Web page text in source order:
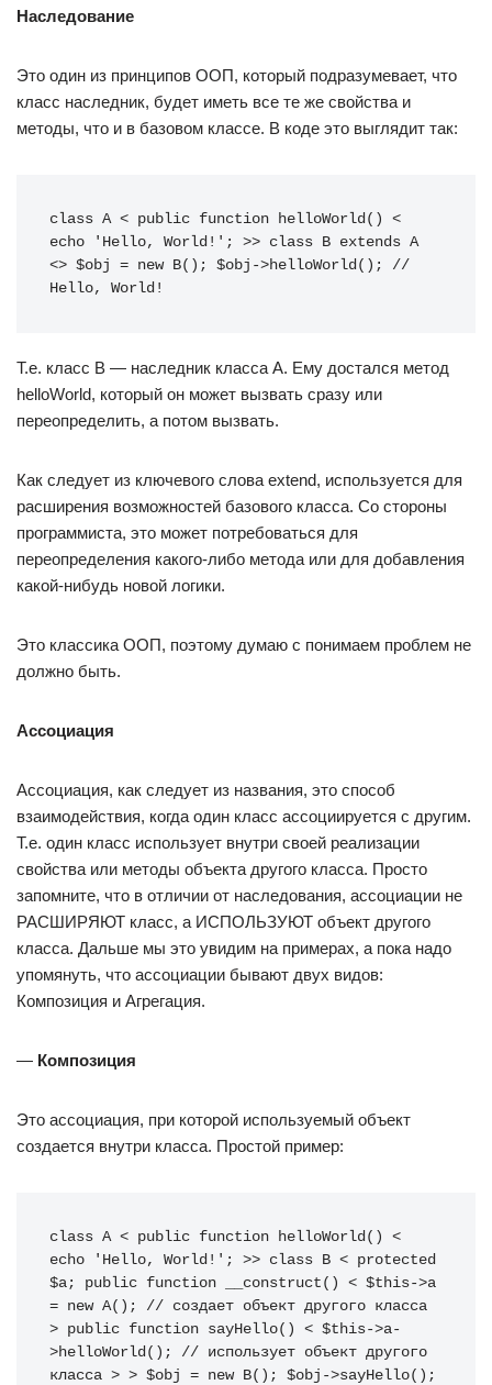
Наследование
Это один из принципов ООП, который подразумевает, что
класс наследник, будет иметь все те же свойства и
методы, что и в базовом классе. В коде это выглядит так:
class A < public function helloWorld() <
echo 'Hello, World!'; >> class B extends A
<> $obj = new B(); $obj->helloWorld(); //
Hello, World!
Т.е. класс B — наследник класса A. Ему достался метод
helloWorld, который он может вызвать сразу или
переопределить, а потом вызвать.
Как следует из ключевого слова extend, используется для
расширения возможностей базового класса. Со стороны
программиста, это может потребоваться для
переопределения какого-либо метода или для добавления
какой-нибудь новой логики.
Это классика ООП, поэтому думаю с понимаем проблем не
должно быть.
Ассоциация
Ассоциация, как следует из названия, это способ
взаимодействия, когда один класс ассоциируется с другим.
Т.е. один класс использует внутри своей реализации
свойства или методы объекта другого класса. Просто
запомните, что в отличии от наследования, ассоциации не
РАСШИРЯЮТ класс, а ИСПОЛЬЗУЮТ объект другого
класса. Дальше мы это увидим на примерах, а пока надо
упомянуть, что ассоциации бывают двух видов:
Композиция и Агрегация.
— Композиция
Это ассоциация, при которой используемый объект
создается внутри класса. Простой пример:
class A < public function helloWorld() <
echo 'Hello, World!'; >> class B < protected
$a; public function __construct() < $this->a
= new A(); // создает объект другого класса
> public function sayHello() < $this->a-
>helloWorld(); // использует объект другого
класса > > $obj = new B(); $obj->sayHello();